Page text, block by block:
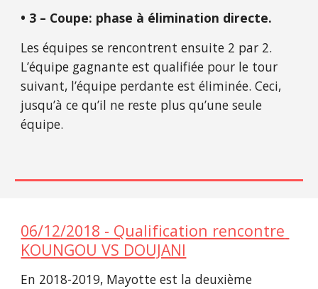
• 3 – Coupe: phase à élimination directe.
Les équipes se rencontrent ensuite 2 par 2.
L’équipe gagnante est qualifiée pour le tour
suivant, l’équipe perdante est éliminée. Ceci,
jusqu’à ce qu’il ne reste plus qu’une seule
équipe.
06/12/2018 - Qualification rencontre
KOUNGOU VS DOUJANI
En 2018-2019, Mayotte est la deuxième